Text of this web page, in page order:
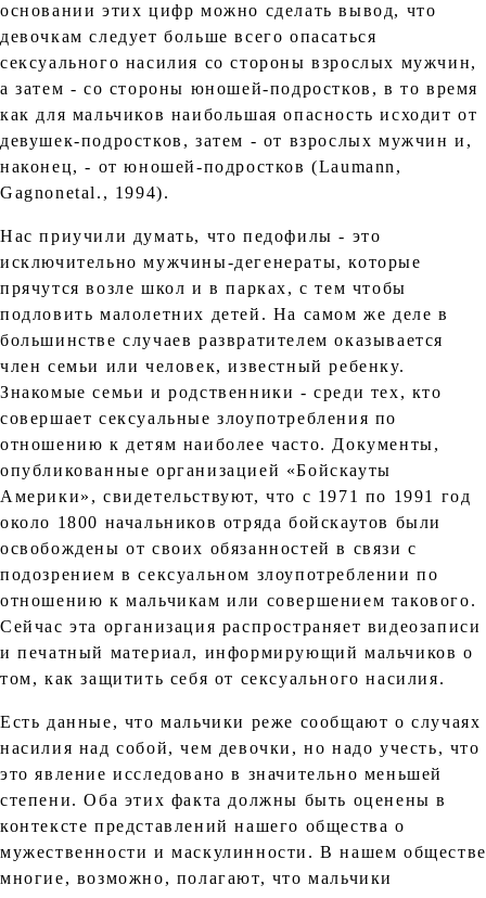
основании этих цифр можно сделать вывод, что
девочкам следует больше всего опасаться
сексуального насилия со стороны взрослых мужчин,
а затем - со стороны юношей-подростков, в то время
как для мальчиков наибольшая опасность исходит от
девушек-подростков, затем - от взрослых мужчин и,
наконец, - от юношей-подростков (Laumann,
Gagnonetal., 1994).
Нас приучили думать, что педофилы - это
исключительно мужчины-дегенераты, которые
прячутся возле школ и в парках, с тем чтобы
подловить малолетних детей. На самом же деле в
большинстве случаев развратителем оказывается
член семьи или человек, известный ребенку.
Знакомые семьи и родственники - среди тех, кто
совершает сексуальные злоупотребления по
отношению к детям наиболее часто. Документы,
опубликованные организацией «Бойскауты
Америки», свидетельствуют, что с 1971 по 1991 год
около 1800 начальников отряда бойскаутов были
освобождены от своих обязанностей в связи с
подозрением в сексуальном злоупотреблении по
отношению к мальчикам или совершением такового.
Сейчас эта организация распространяет видеозаписи
и печатный материал, информирующий мальчиков о
том, как защитить себя от сексуального насилия.
Есть данные, что мальчики реже сообщают о случаях
насилия над собой, чем девочки, но надо учесть, что
это явление исследовано в значительно меньшей
степени. Оба этих факта должны быть оценены в
контексте представлений нашего общества о
мужественности и маскулинности. В нашем обществе
многие, возможно, полагают, что мальчики